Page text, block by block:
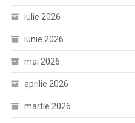
iulie 2026
iunie 2026
mai 2026
aprilie 2026
martie 2026